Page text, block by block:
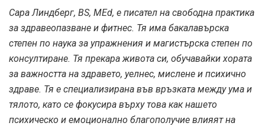
Сара Линдберг, BS, MEd, е писател на свободна практика
за здравеопазване и фитнес. Тя има бакалавърска
степен по наука за упражнения и магистърска степен по
консултиране. Тя прекара живота си, обучавайки хората
за важността на здравето, уелнес, мислене и психично
здраве. Тя е специализирана във връзката между ума и
тялото, като се фокусира върху това как нашето
психическо и емоционално благополучие влияят на